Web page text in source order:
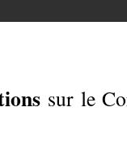
sur le